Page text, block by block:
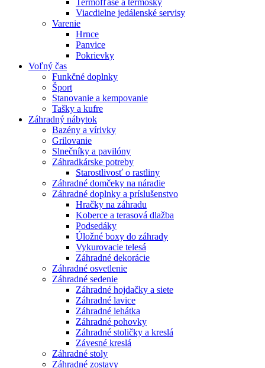
Viacdielne jedálenské servisy
Varenie
Hrnce
Panvice
Pokrievky
Voľný čas
Funkčné doplnky
Šport
Stanovanie a kempovanie
Tašky a kufre
Záhradný nábytok
Bazény a vírivky
Grilovanie
Slnečníky a pavilóny
Záhradkárske potreby
Starostlivosť o rastliny
Záhradné domčeky na náradie
Záhradné doplnky a príslušenstvo
Hračky na záhradu
Koberce a terasová dlažba
Podsedáky
Úložné boxy do záhrady
Vykurovacie telesá
Záhradné dekorácie
Záhradné osvetlenie
Záhradné sedenie
Záhradné hojdačky a siete
Záhradné lavice
Záhradné lehátka
Záhradné pohovky
Záhradné stoličky a kreslá
Závesné kreslá
Záhradné stoly
Záhradné zostavy